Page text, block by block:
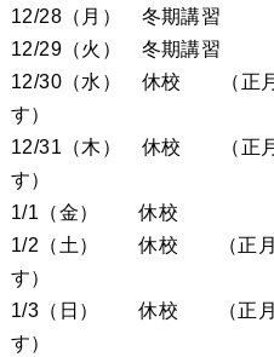
12/28（月） 冬期講習
12/29（火） 冬期講習
12/30（水） 休校 （正
す）
12/31（木） 休校 （正
す）
1/1（金） 休校
1/2（土） 休校 （正月
す）
1/3（日） 休校 （正月
す）